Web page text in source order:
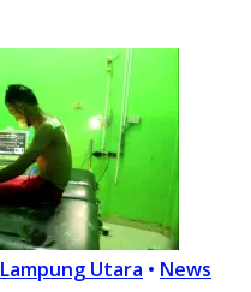
Lampung Utara • News